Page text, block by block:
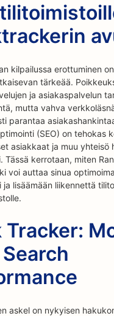
kilpailussa erottuminen
tärkeää.
ja asiakaspalvelun
mutta vahva
parantaa
(SEO) on tehokas
asiakkaat ja muu yhteisö
Tässä kerrotaan, miten
voi auttaa sinua
ja lisäämään liikennettä
Tracker:
askel on nykyisen